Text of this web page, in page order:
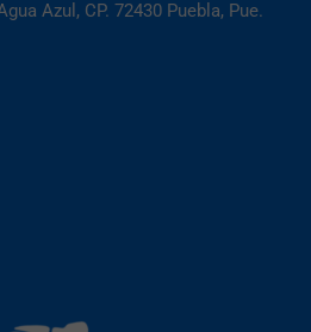
Azul, CP. 72430 Puebla, Pue.